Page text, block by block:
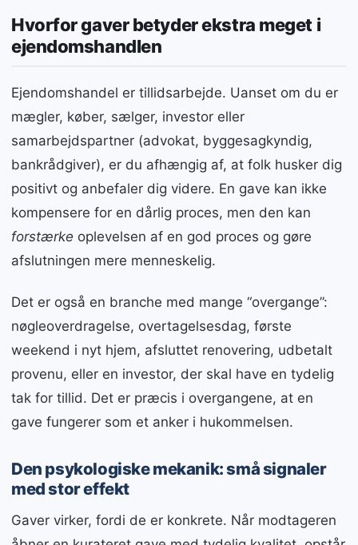
Hvorfor gaver betyder ekstra meget i
ejendomshandlen
Ejendomshandel er tillidsarbejde. Uanset om du er
mægler, køber, sælger, investor eller
samarbejdspartner (advokat, byggesagkyndig,
bankrådgiver), er du afhængig af, at folk husker dig
positivt og anbefaler dig videre. En gave kan ikke
kompensere for en dårlig proces, men den kan
forstærke oplevelsen af en god proces og gøre
afslutningen mere menneskelig.
Det er også en branche med mange “overgange”:
nøgleoverdragelse, overtagelsesdag, første
weekend i nyt hjem, afsluttet renovering, udbetalt
provenu, eller en investor, der skal have en tydelig
tak for tillid. Det er præcis i overgangene, at en
gave fungerer som et anker i hukommelsen.
Den psykologiske mekanik: små signaler
med stor effekt
Gaver virker, fordi de er konkrete. Når modtageren